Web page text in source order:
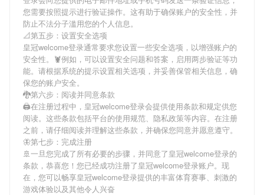
您需要按照提示进行验证操作。这有助于确保账户的安全性，并
防止不法分子滥用您的个人信息。
📐第五步：设置安全选项
皇冠welcome登录通常要求您设置一些安全选项，以增强账户的
安全性。🦞例如，可以设置安全问题和答案，启用两步验证等功
能。请根据系统的提示设置相关选项，并妥善保管相关信息，确
保您的账户安全。
🐉第六步：阅读并同意条款
🖨在注册过程中， 皇冠welcome登录会提供使用条款和规定供您
阅读。这些条款包括平台的使用规范、隐私政策等内容。在注册
之前，请仔细阅读并理解这些条款，并确保您同意并愿意遵守。
🦋第七步：完成注册
🚢一旦您完成了所有必要的步骤，并同意了皇冠welcome登录的
条款，恭喜您！您已经成功注册了皇冠welcome登录账户。现
在，您可以畅享皇冠welcome登录提供的丰富体育赛事、刺激的
游戏体验以及其他令人兴奋